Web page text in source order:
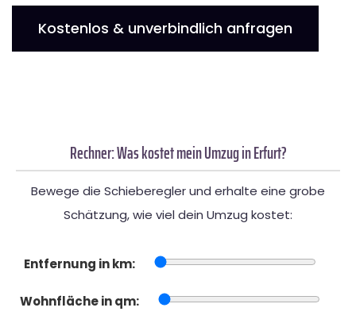
Kostenlos & unverbindlich anfragen
Rechner: Was kostet mein Umzug in Erfurt?
Bewege die Schieberegler und erhalte eine grobe
Schätzung, wie viel dein Umzug kostet:
Entfernung in km:
Wohnfläche in qm: